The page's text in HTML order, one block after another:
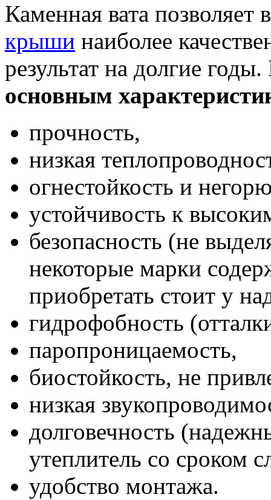
Каменная вата позволяет
крыши наиболее
результат на долгие
основным
прочность,
низкая
огнестойкость и
устойчивость к
безопасность (не
некоторые марки
приобретать стоит у
гидрофобность
паропроницаемость,
биостойкость, не
низкая
долговечность
утеплитель со сроком
удобство монтажа.